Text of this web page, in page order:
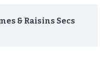
& Raisins Secs